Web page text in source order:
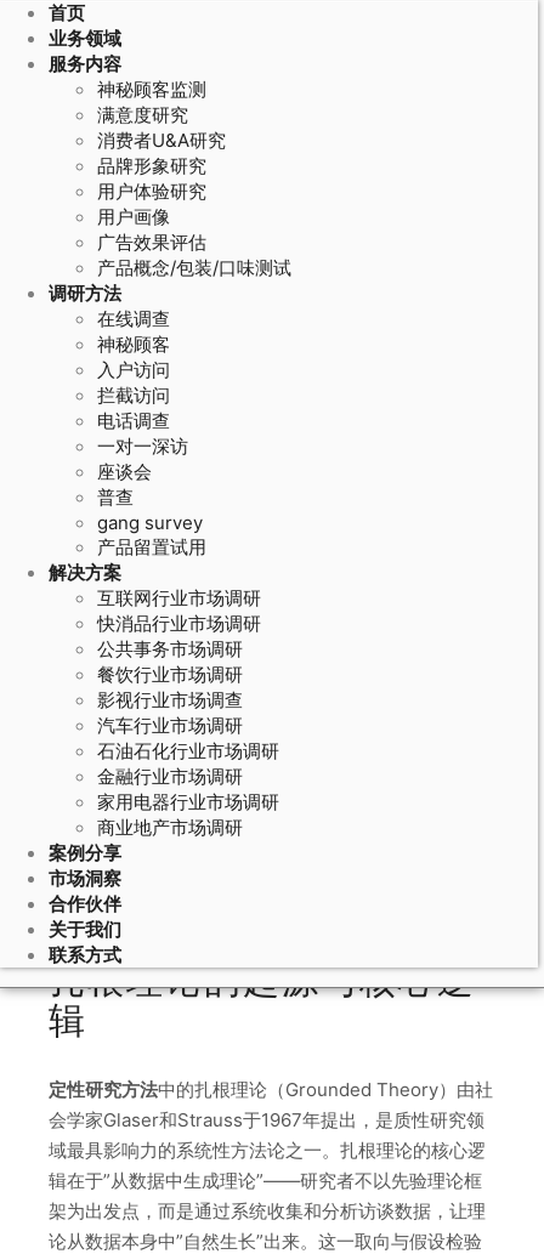
首页
业务领域
服务内容
神秘顾客监测
满意度研究
消费者U&A研究
品牌形象研究
用户体验研究
用户画像
广告效果评估
产品概念/包装/口味测试
调研方法
在线调查
神秘顾客
入户访问
拦截访问
电话调查
一对一深访
座谈会
普查
gang survey
产品留置试用
解决方案
互联网行业市场调研
快消品行业市场调研
公共事务市场调研
餐饮行业市场调研
影视行业市场调查
汽车行业市场调研
石油石化行业市场调研
金融行业市场调研
家用电器行业市场调研
商业地产市场调研
案例分享
市场洞察
合作伙伴
关于我们
联系方式
May 19, 2026
定性研究方法的扎根理论应用：如何
通过持续比较分析从访谈数据中提炼
扎根理论的起源与核心逻
辑
定性研究方法中的扎根理论（Grounded Theory）由社
会学家Glaser和Strauss于1967年提出，是质性研究领
域最具影响力的系统性方法论之一。扎根理论的核心逻
辑在于”从数据中生成理论”——研究者不以先验理论框
架为出发点，而是通过系统收集和分析访谈数据，让理
论从数据本身中”自然生长”出来。这一取向与假设检验